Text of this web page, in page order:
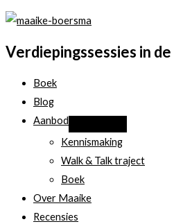
leven.
wil
eigenlijk
Verdiepingssessies in
Boek
Blog
Aanbod
Kennismaking
Walk & Talk traject
Boek
Over Maaike
Recensies